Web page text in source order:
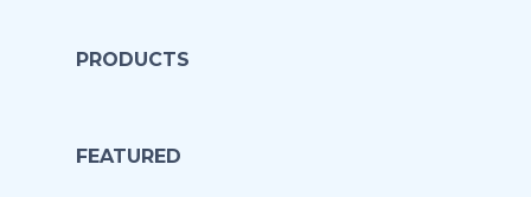
PRODUCTS
FEATURED